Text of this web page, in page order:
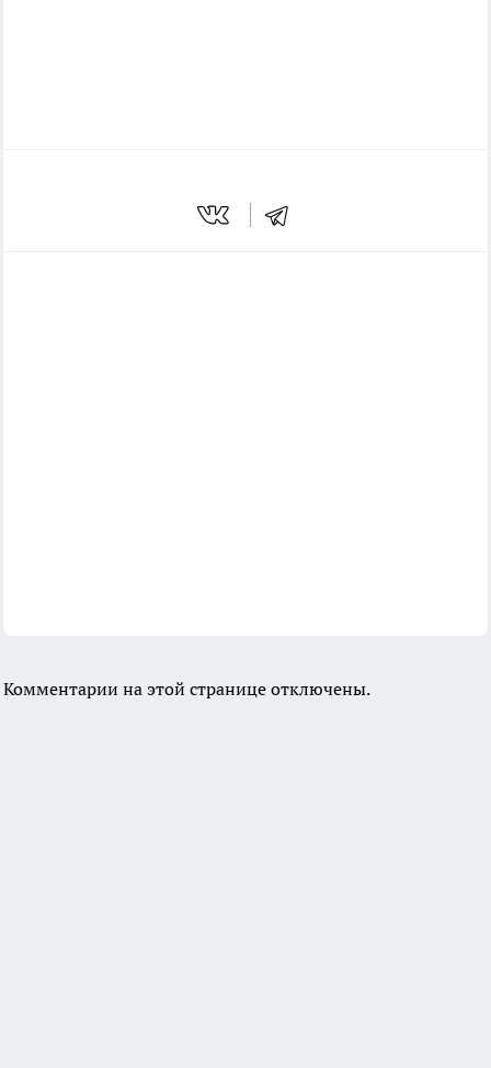
Комментарии на этой странице отключены.